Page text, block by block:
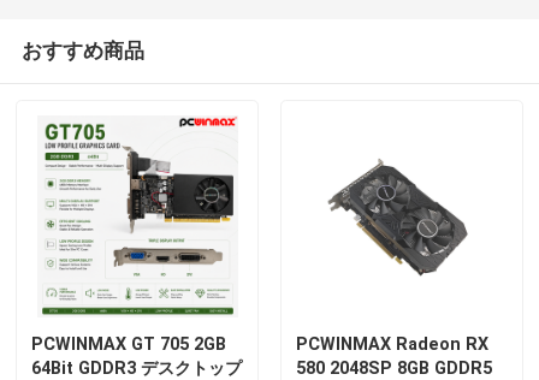
おすすめ商品
PCWINMAX GT 705 2GB
64Bit GDDR3 デスクトップ
PCWINMAX Radeon RX
580 2048SP 8GB GDDR5